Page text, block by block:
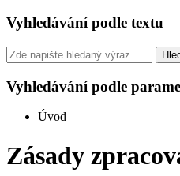
Vyhledávání podle textu
Vyhledávání podle
Úvod
Zásady